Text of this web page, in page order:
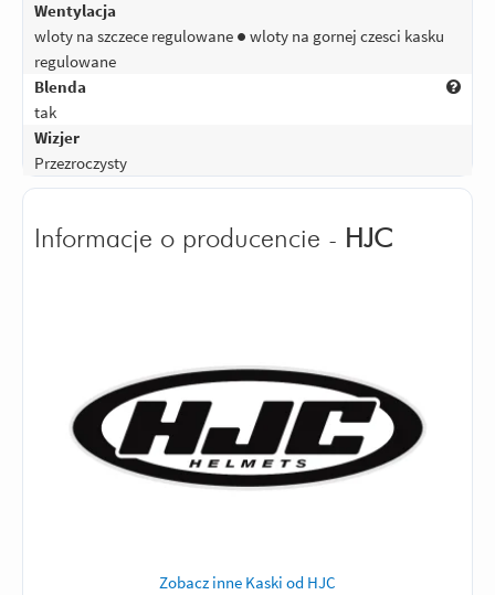
Wentylacja
wloty na szczece regulowane ● wloty na gornej czesci kasku
regulowane
Blenda
tak
Wizjer
Przezroczysty
Informacje o producencie - HJC
Zobacz inne Kaski od HJC